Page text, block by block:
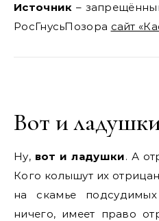
Источник –
РосГнусьПозора сайт
Вот и
Ну, вот и ладушки. А
Кого колышут их
на скамье
ничего, имеет право